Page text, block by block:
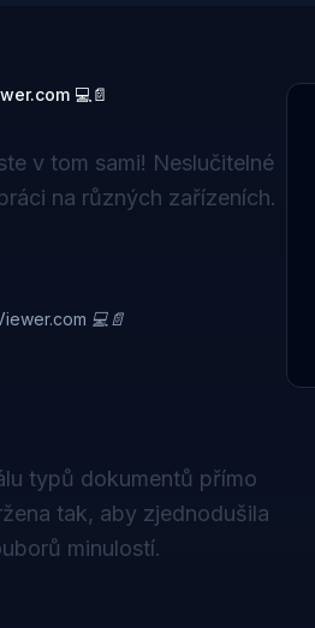
💻📄
v tom sami! Neslučitelné
na různých zařízeních.
💻📄
typů dokumentů přímo
tak, aby zjednodušila
minulostí.